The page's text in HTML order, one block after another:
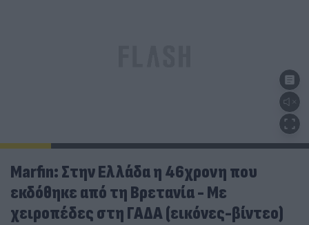
Marfin: Στην Ελλάδα η 46χρονη που
εκδόθηκε από τη Βρετανία - Με
χειροπέδες στη ΓΑΔΑ (εικόνες-βίντεο)